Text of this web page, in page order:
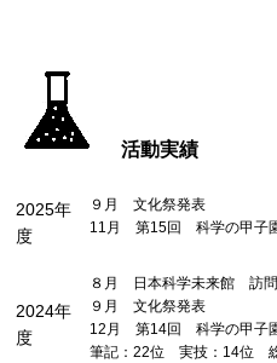
活動実績
2025年
度
９月 文化祭発表
11月 第15回 科学の甲子
2024年
度
８月 日本科学未来館 訪問
９月 文化祭発表
12月 第14回 科学の甲子
筆記：22位 実技：14位 総